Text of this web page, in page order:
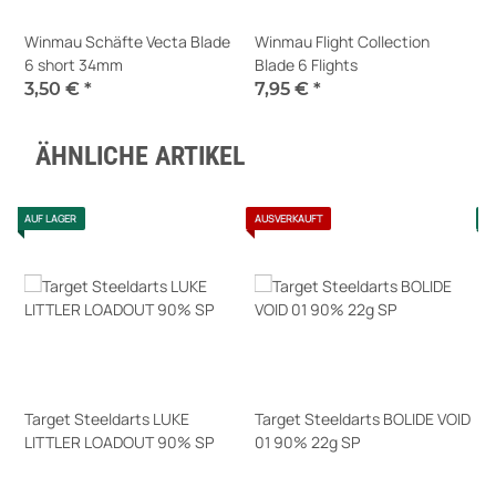
Winmau Schäfte Vecta Blade
6 short 34mm
3,50 € *
Winmau Flight Collection
Blade 6 Flights
7,95 € *
ÄHNLICHE ARTIKEL
AUF LAGER
Target Steeldarts LUKE
LITTLER LOADOUT 90% SP
AUSVERKAUFT
Target Steeldarts BOLIDE VOID
01 90% 22g SP